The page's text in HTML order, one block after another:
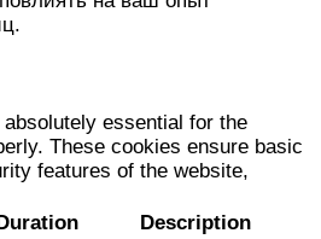
essential for the
These cookies ensure basic
features of the website,
Duration Description